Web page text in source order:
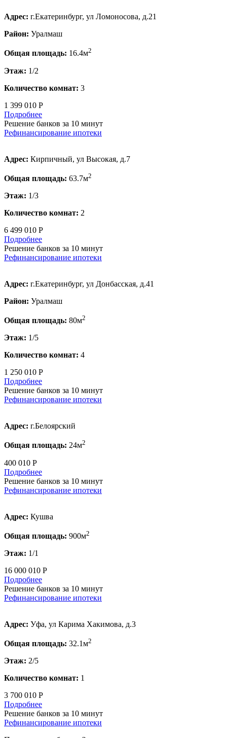
Адрес: г.Екатеринбург, ул Ломоносова, д.21
Район: Уралмаш
Общая площадь: 16.4м2
Этаж: 1/2
Количество комнат: 3
1 399 010 Р
Подробнее
Решение банков за 10 минут
Рефинансирование ипотеки
Адрес: Кирпичный, ул Высокая, д.7
Общая площадь: 63.7м2
Этаж: 1/3
Количество комнат: 2
6 499 010 Р
Подробнее
Решение банков за 10 минут
Рефинансирование ипотеки
Адрес: г.Екатеринбург, ул Донбасская, д.41
Район: Уралмаш
Общая площадь: 80м2
Этаж: 1/5
Количество комнат: 4
1 250 010 Р
Подробнее
Решение банков за 10 минут
Рефинансирование ипотеки
Адрес: г.Белоярский
Общая площадь: 24м2
400 010 Р
Подробнее
Решение банков за 10 минут
Рефинансирование ипотеки
Адрес: Кушва
Общая площадь: 900м2
Этаж: 1/1
16 000 010 Р
Подробнее
Решение банков за 10 минут
Рефинансирование ипотеки
Адрес: Уфа, ул Карима Хакимова, д.3
Общая площадь: 32.1м2
Этаж: 2/5
Количество комнат: 1
3 700 010 Р
Подробнее
Решение банков за 10 минут
Рефинансирование ипотеки